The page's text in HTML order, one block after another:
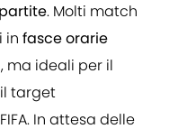
. Molti match
in fasce orarie
, ma ideali per il
target
In attesa delle